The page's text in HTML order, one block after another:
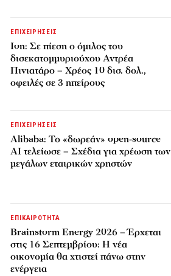
ΕΠΙΧΕΙΡΗΣΕΙΣ
Ion: Σε πίεση ο όμιλος του
δισεκατομμυριούχου Αντρέα
Πινιατάρο – Χρέος 10 δισ. δολ.,
οφειλές σε 3 ηπείρους
ΕΠΙΧΕΙΡΗΣΕΙΣ
Alibaba: Το «δωρεάν» open-source
AI τελείωσε – Σχέδια για χρέωση των
μεγάλων εταιρικών χρηστών
ΕΠΙΚΑΙΡΟΤΗΤΑ
Brainstorm Energy 2026 – Έρχεται
στις 16 Σεπτεμβρίου: Η νέα
οικονομία θα χτιστεί πάνω στην
ενέργεια